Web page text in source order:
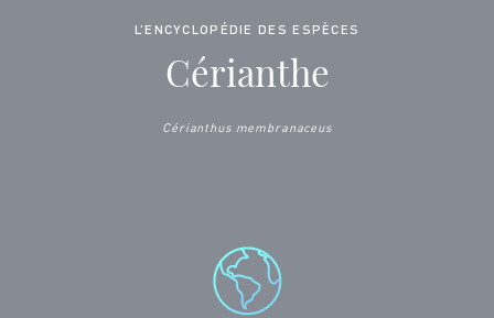
L’ENCYCLOPÉDIE DES ESPÈCES
Cérianthe
Cérianthus membranaceus